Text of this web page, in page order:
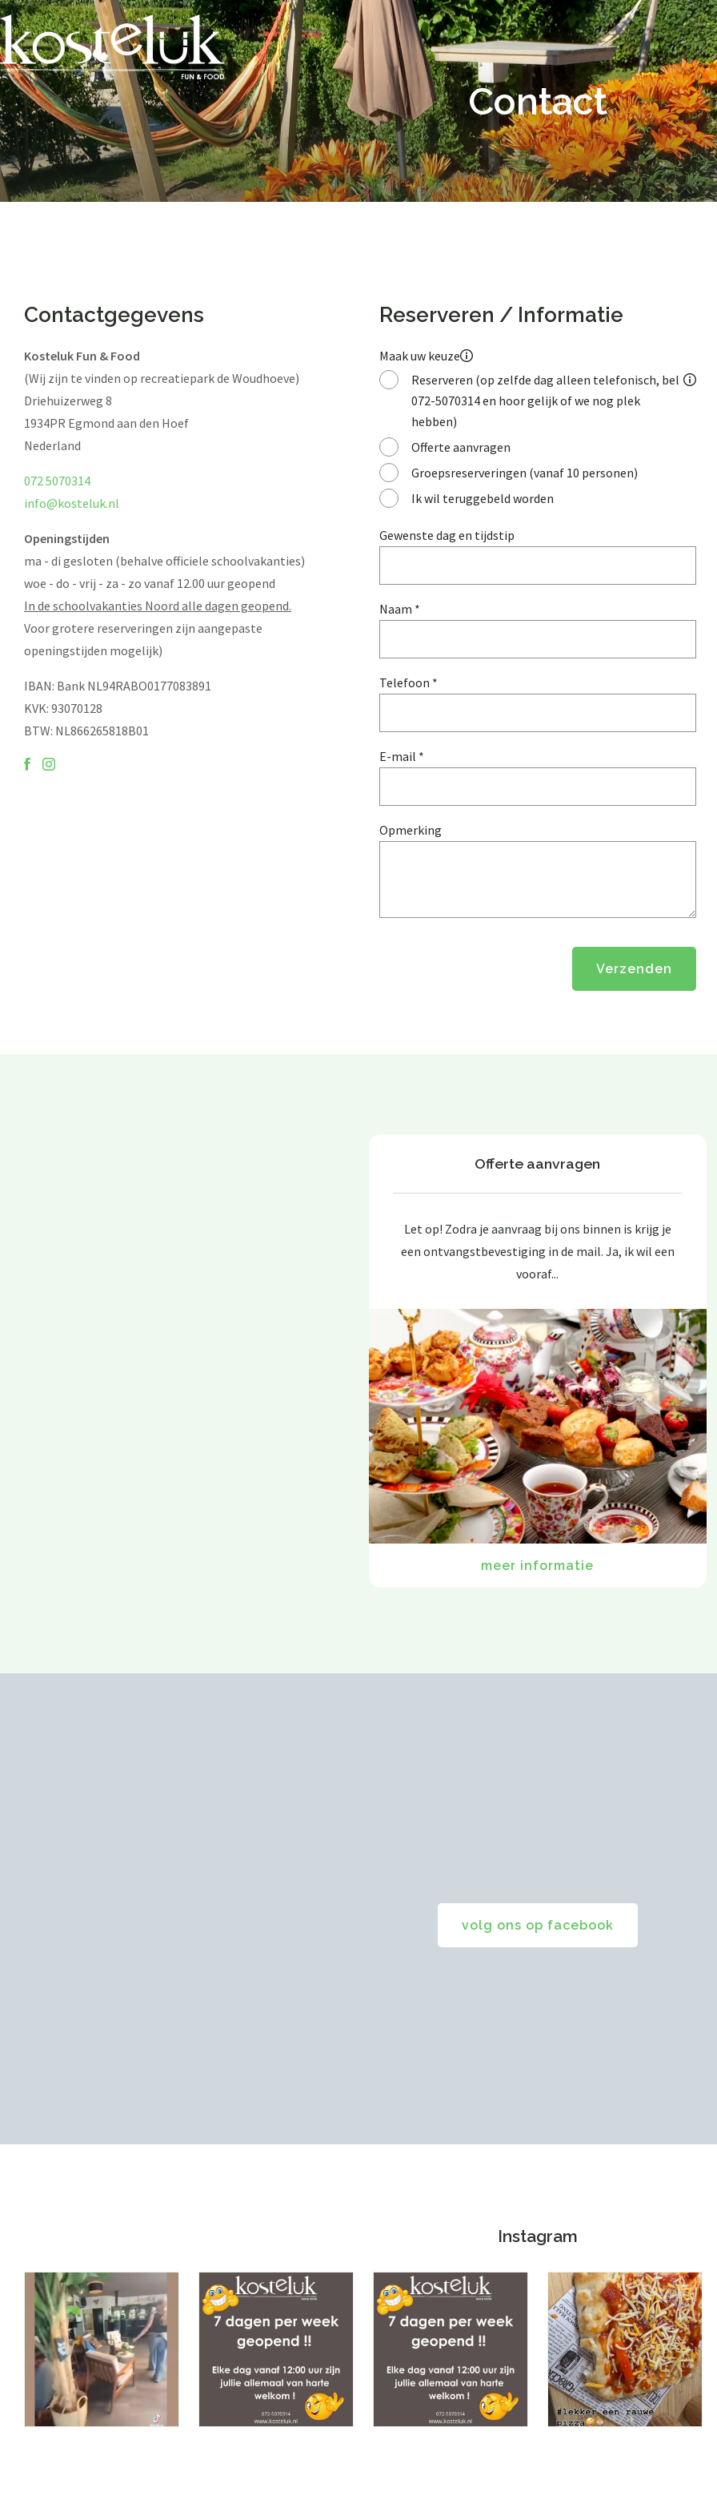
Contact
Contactgegevens
Kosteluk Fun & Food
(Wij zijn te vinden op recreatiepark de Woudhoeve)
Driehuizerweg 8
1934PR Egmond aan den Hoef
Nederland
072 5070314
info@kosteluk.nl
Openingstijden
ma - di gesloten (behalve officiele schoolvakanties)
woe - do - vrij - za - zo vanaf 12.00 uur geopend
In de schoolvakanties Noord alle dagen geopend.
Voor grotere reserveringen zijn aangepaste
openingstijden mogelijk)
IBAN: Bank NL94RABO0177083891
KVK: 93070128
BTW: NL866265818B01
Reserveren / Informatie
Reserveren (op zelfde dag alleen telefonisch, bel
072-5070314 en hoor gelijk of we nog plek
hebben)
Offerte aanvragen
Groepsreserveringen (vanaf 10 personen)
Ik wil teruggebeld worden
Maak uw keuze
Gewenste dag en tijdstip
Naam *
Telefoon *
E-mail *
Opmerking
Verzenden
Offerte aanvragen
Let op! Zodra je aanvraag bij ons binnen is krijg je
een ontvangstbevestiging in de mail. Ja, ik wil een
vooraf...
meer informatie
volg ons op facebook
Instagram